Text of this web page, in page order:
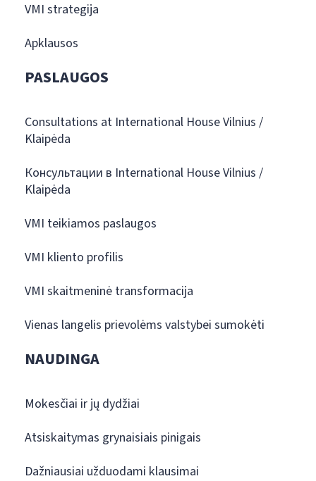
VMI strategija
Apklausos
PASLAUGOS
Consultations at International House Vilnius /
Klaipėda
Консультации в International House Vilnius /
Klaipėda
VMI teikiamos paslaugos
VMI kliento profilis
VMI skaitmeninė transformacija
Vienas langelis prievolėms valstybei sumokėti
NAUDINGA
Mokesčiai ir jų dydžiai
Atsiskaitymas grynaisiais pinigais
Dažniausiai užduodami klausimai